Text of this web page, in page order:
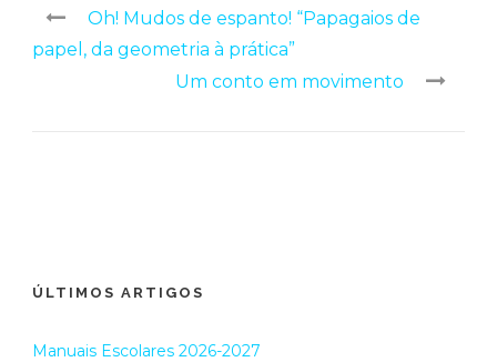
Oh! Mudos de espanto! “Papagaios de
papel, da geometria à prática”
Um conto em movimento
ÚLTIMOS ARTIGOS
Manuais Escolares 2026-2027